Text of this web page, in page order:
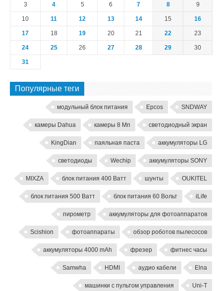
3 4 5 6 7 8 9
10 11 12 13 14 15 16
17 18 19 20 21 22 23
24 25 26 27 28 29 30
31
Популярные теги
модульный блок питания Epcos SNDWAY
камеры Dahua камеры 8 Мп светодиодный экран
KingDian паяльная паста аккумуляторы LG
светодиоды Wechip аккумуляторы SONY
MIXZA блок питания 400 Ватт шунты OUKITEL
блок питания 500 Ватт блок питания 60 Вольт iLife
пирометр аккумуляторы для фотоаппаратов
Scishion фотоаппараты обзор роботов пылесосов
аккумуляторы 4000 mAh фрезер фитнес часы
Samwha HDMI аудио кабели Elna
машинки с пультом управления Uni-T